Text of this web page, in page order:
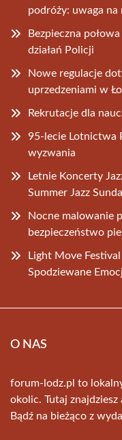
podróży: uwaga na
Bezpieczna
działań Policji
Nowe regulacje
uprzedzeniami w
Rekrutacje dla
95-lecie Lotnictwa
wyzwania
Letnie Koncerty
Summer Jazz
Nocne malowanie
bezpieczeństwo
Light Move
Spodziewane
O NAS
forum-lodz.pl to
okolic. Tutaj
Bądź na bieżąco z